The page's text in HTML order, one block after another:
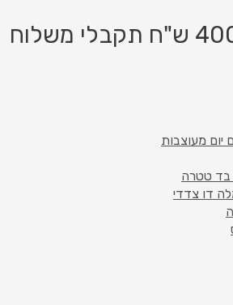
בקנייה מעל 400 ש"ח תקבלי משלוח
יום מעוצבות
בד טטרה
דו צדדי